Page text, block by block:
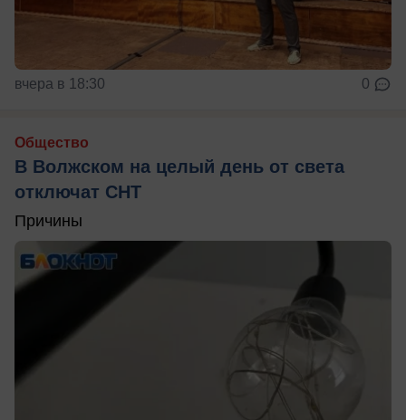
вчера в 18:30 0
Общество
В Волжском на целый день от света
отключат СНТ
Причины